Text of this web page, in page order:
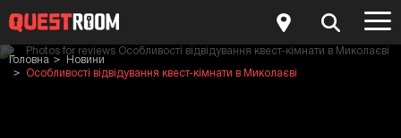
Головна
Новини
Особливості відвідування квест-кімнати в Миколаєві